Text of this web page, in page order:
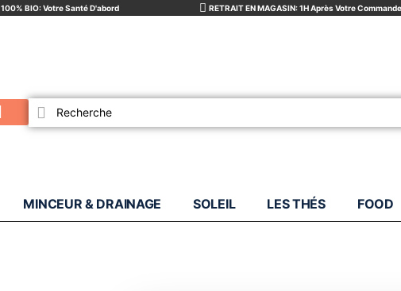
100% BIO: Votre Santé D'abord RETRAIT EN MAGASIN: 1H Après Votre Commande
MINCEUR & DRAINAGE SOLEIL LES THÉS FOOD